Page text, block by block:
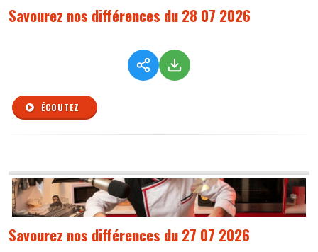
Savourez nos différences du 28 07 2026
ÉCOUTEZ
Savourez nos différences du 27 07 2026